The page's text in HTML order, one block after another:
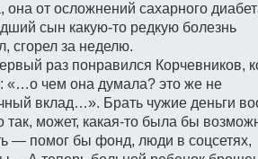
она от осложнений сахарного
сын какую-то редкую болезнь
сгорел за неделю.
раз понравился Корчевников,
«…о чем она думала? это же не
вклад…». Брать чужие деньги
так, может, какая-то была бы
— помог бы фонд, люди в соцсетях,